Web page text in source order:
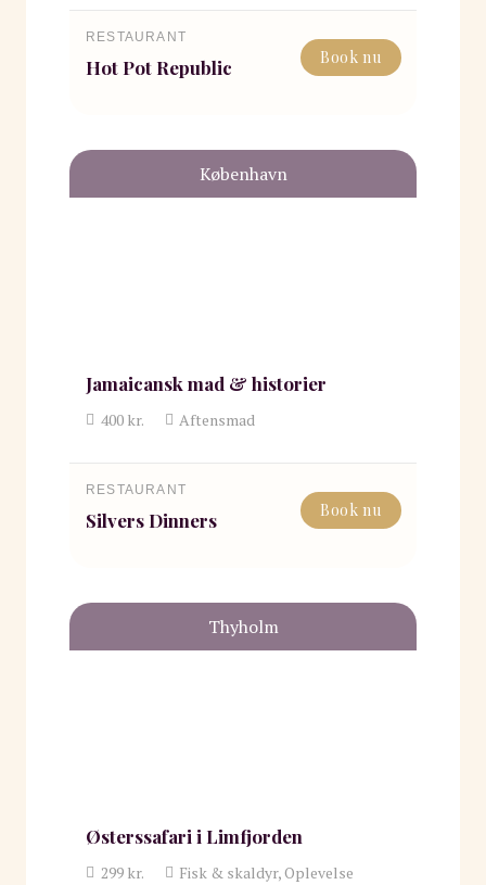
RESTAURANT
Hot Pot Republic Book nu
København
Jamaicansk mad & historier
400kr. Aftensmad
RESTAURANT
Silvers Dinners Book nu
Thyholm
Østerssafari i Limfjorden
299kr. Fisk & skaldyr, Oplevelse